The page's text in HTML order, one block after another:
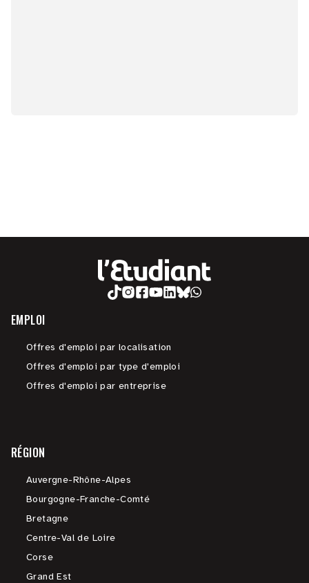
EMPLOI
Offres d'emploi par localisation
Offres d'emploi par type d'emploi
Offres d'emploi par entreprise
RÉGION
Auvergne-Rhône-Alpes
Bourgogne-Franche-Comté
Bretagne
Centre-Val de Loire
Corse
Grand Est